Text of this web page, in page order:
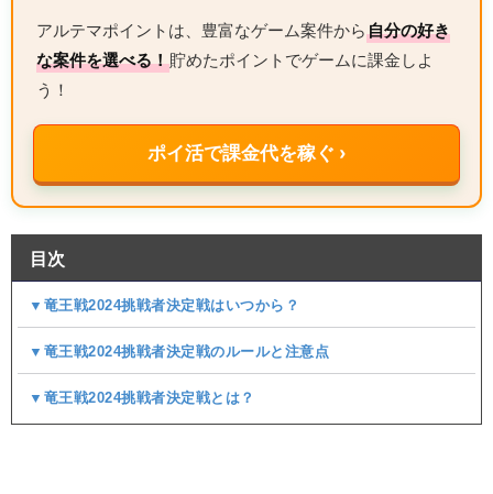
アルテマポイントは、豊富なゲーム案件から自分の好き
な案件を選べる！貯めたポイントでゲームに課金しよ
う！
ポイ活で課金代を稼ぐ ›
目次
▼竜王戦2024挑戦者決定戦はいつから？
▼竜王戦2024挑戦者決定戦のルールと注意点
▼竜王戦2024挑戦者決定戦とは？